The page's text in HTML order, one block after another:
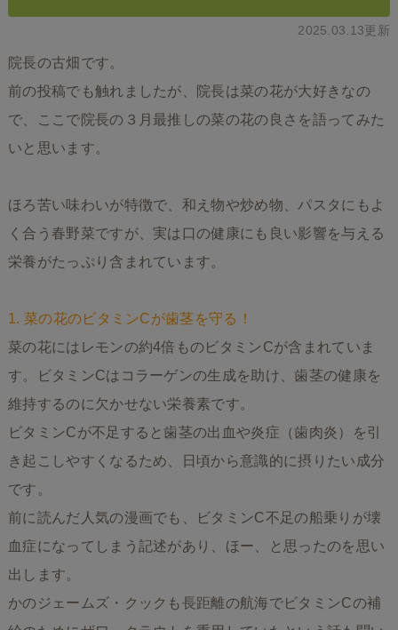
2025.03.13更新
院長の古畑です。
前の投稿でも触れましたが、院長は菜の花が大好きなの
で、ここで院長の３月最推しの菜の花の良さを語ってみた
いと思います。
ほろ苦い味わいが特徴で、和え物や炒め物、パスタにもよ
く合う春野菜ですが、実は口の健康にも良い影響を与える
栄養がたっぷり含まれています。
1. 菜の花のビタミンCが歯茎を守る！
菜の花にはレモンの約4倍ものビタミンCが含まれていま
す。ビタミンCはコラーゲンの生成を助け、歯茎の健康を
維持するのに欠かせない栄養素です。
ビタミンCが不足すると歯茎の出血や炎症（歯肉炎）を引
き起こしやすくなるため、日頃から意識的に摂りたい成分
です。
前に読んだ人気の漫画でも、ビタミンC不足の船乗りが壊
血症になってしまう記述があり、ほー、と思ったのを思い
出します。
かのジェームズ・クックも長距離の航海でビタミンCの補